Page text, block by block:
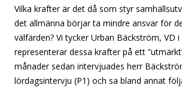
Vilka krafter är det då som styr
det allmänna börjar ta mindre ansvar för
välfärden? Vi tycker Urban Bäckström, VD
representerar dessa krafter på ett
månader sedan intervjuades herr
lördagsintervju (P1) och sa bland annat